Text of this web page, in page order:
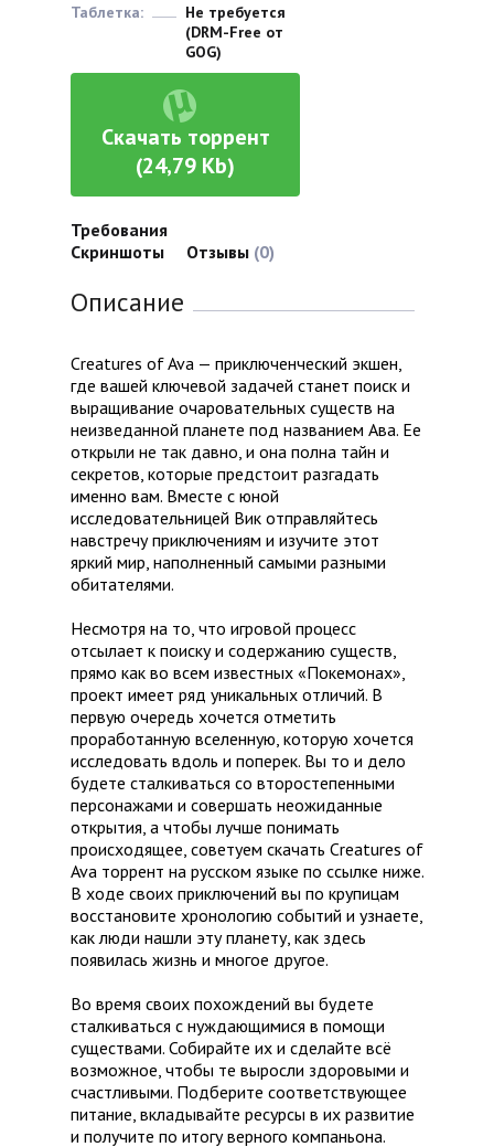
Таблетка:
Не требуется
(DRM-Free от
GOG)
Скачать торрент
(24,79 Kb)
Требования
Скриншоты
Отзывы (0)
Описание
Creatures of Ava — приключенческий экшен,
где вашей ключевой задачей станет поиск и
выращивание очаровательных существ на
неизведанной планете под названием Ава. Ее
открыли не так давно, и она полна тайн и
секретов, которые предстоит разгадать
именно вам. Вместе с юной
исследовательницей Вик отправляйтесь
навстречу приключениям и изучите этот
яркий мир, наполненный самыми разными
обитателями.
Несмотря на то, что игровой процесс
отсылает к поиску и содержанию существ,
прямо как во всем известных «Покемонах»,
проект имеет ряд уникальных отличий. В
первую очередь хочется отметить
проработанную вселенную, которую хочется
исследовать вдоль и поперек. Вы то и дело
будете сталкиваться со второстепенными
персонажами и совершать неожиданные
открытия, а чтобы лучше понимать
происходящее, советуем скачать Creatures of
Ava торрент на русском языке по ссылке ниже.
В ходе своих приключений вы по крупицам
восстановите хронологию событий и узнаете,
как люди нашли эту планету, как здесь
появилась жизнь и многое другое.
Во время своих похождений вы будете
сталкиваться с нуждающимися в помощи
существами. Собирайте их и сделайте всё
возможное, чтобы те выросли здоровыми и
счастливыми. Подберите соответствующее
питание, вкладывайте ресурсы в их развитие
и получите по итогу верного компаньона.